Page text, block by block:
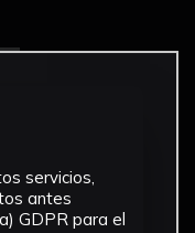
servicios,
antes
GDPR para el